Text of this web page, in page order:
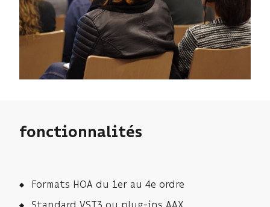
fonctionnalités
Formats HOA du 1er au 4e ordre
Standard VST3 ou plug-ins AAX